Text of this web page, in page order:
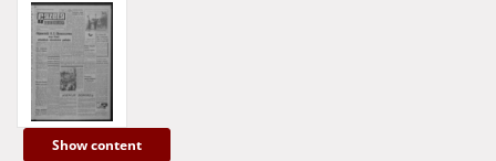
Show content